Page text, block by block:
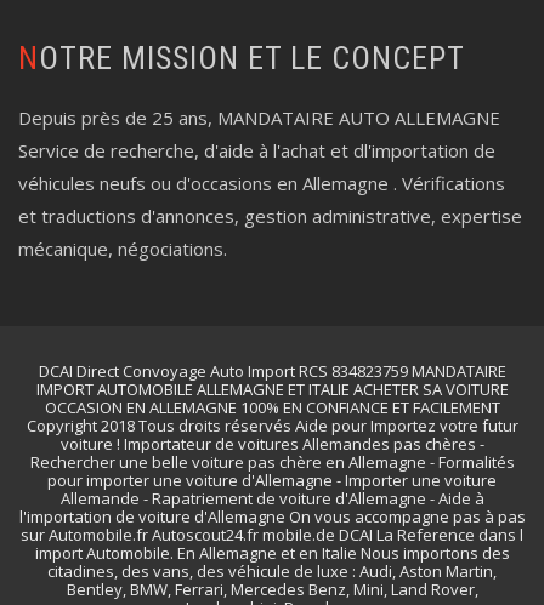
NOTRE MISSION ET LE CONCEPT
Depuis près de 25 ans, MANDATAIRE AUTO ALLEMAGNE
Service de recherche, d'aide à l'achat et dl'importation de
véhicules neufs ou d'occasions en Allemagne . Vérifications
et traductions d'annonces, gestion administrative, expertise
mécanique, négociations.
DCAI Direct Convoyage Auto Import RCS 834823759 MANDATAIRE
IMPORT AUTOMOBILE ALLEMAGNE ET ITALIE ACHETER SA VOITURE
OCCASION EN ALLEMAGNE 100% EN CONFIANCE ET FACILEMENT
Copyright 2018 Tous droits réservés Aide pour Importez votre futur
voiture ! Importateur de voitures Allemandes pas chères -
Rechercher une belle voiture pas chère en Allemagne - Formalités
pour importer une voiture d'Allemagne - Importer une voiture
Allemande - Rapatriement de voiture d'Allemagne - Aide à
l'importation de voiture d'Allemagne On vous accompagne pas à pas
sur Automobile.fr Autoscout24.fr mobile.de DCAI La Reference dans l
import Automobile. En Allemagne et en Italie Nous importons des
citadines, des vans, des véhicule de luxe : Audi, Aston Martin,
Bentley, BMW, Ferrari, Mercedes Benz, Mini, Land Rover,